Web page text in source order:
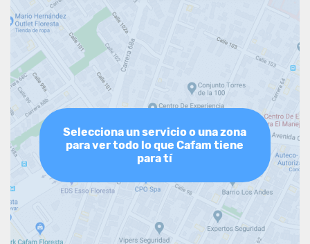
Selecciona un servicio o una zona
para ver todo lo que Cafam tiene
para tí